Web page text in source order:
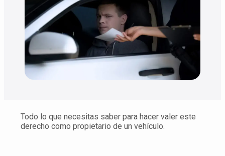
Todo lo que necesitas saber para hacer valer este
derecho como propietario de un vehículo.